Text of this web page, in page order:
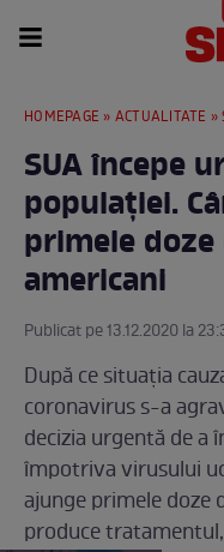
HOMEPAGE » ACTUALITATE »
SUA începe
populației.
primele
americani
Publicat pe 13.12.2020 la
După ce situația
coronavirus s-a
decizia urgentă de a
împotriva virusului
ajunge primele doze
produce